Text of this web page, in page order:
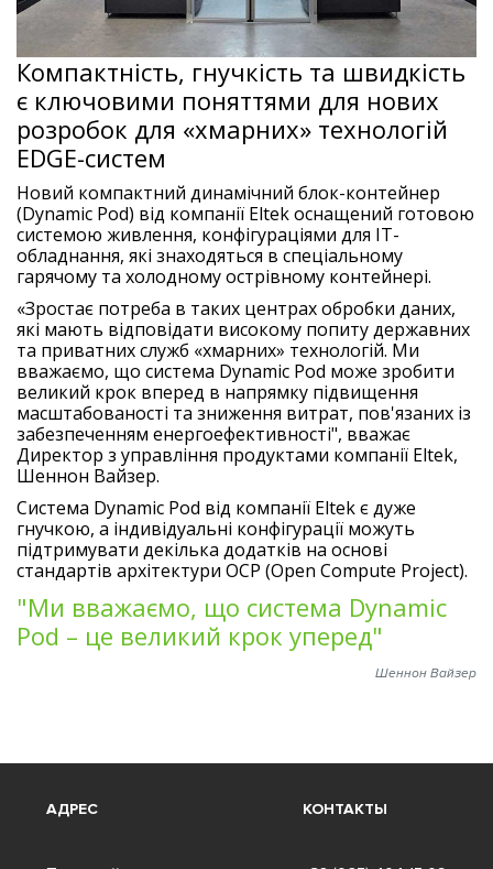
Компактність, гнучкість та швидкість
є ключовими поняттями для нових
розробок для «хмарних» технологій
EDGE-систем
Новий компактний динамічний блок-контейнер
(Dynamic Pod) від компанії Eltek оснащений готовою
системою живлення, конфігураціями для IT-
обладнання, які знаходяться в спеціальному
гарячому та холодному острівному контейнері.
«Зростає потреба в таких центрах обробки даних,
які мають відповідати високому попиту державних
та приватних служб «хмарних» технологій. Ми
вважаємо, що система Dynamic Pod може зробити
великий крок вперед в напрямку підвищення
масштабованості та зниження витрат, пов'язаних із
забезпеченням енергоефективності", вважає
Директор з управління продуктами компанії Eltek,
Шеннон Вайзер.
Система Dynamic Pod від компанії Eltek є дуже
гнучкою, а індивідуальні конфігурації можуть
підтримувати декілька додатків на основі
стандартів архітектури OCP (Open Compute Project).
"Ми вважаємо, що система Dynamic
Pod – це великий крок уперед"
Шеннон Вайзер
АДРЕС КОНТАКТЫ